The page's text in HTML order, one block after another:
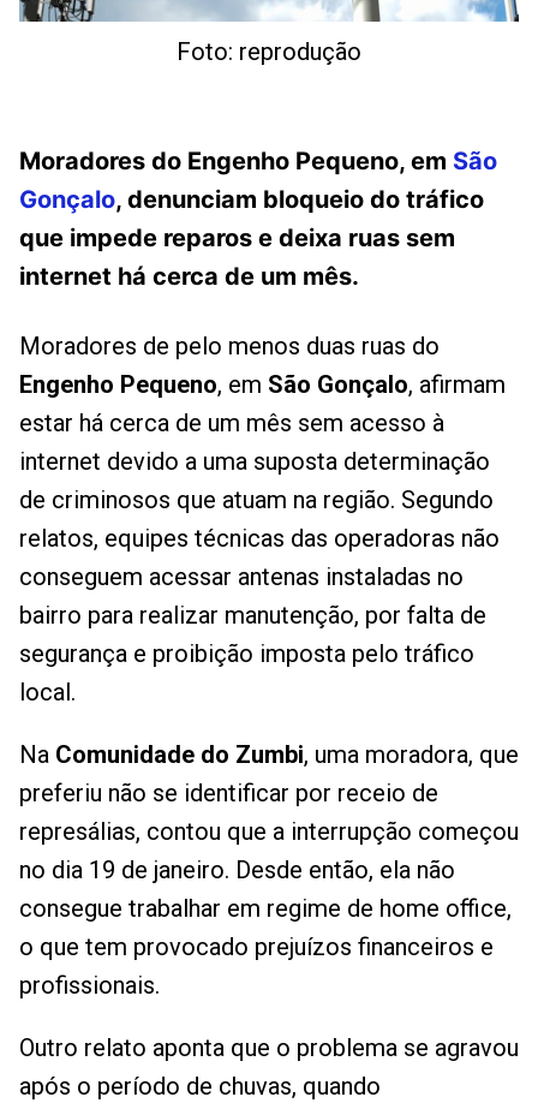
Foto: reprodução
Moradores do Engenho Pequeno, em São
Gonçalo, denunciam bloqueio do tráfico
que impede reparos e deixa ruas sem
internet há cerca de um mês.
Moradores de pelo menos duas ruas do
Engenho Pequeno, em São Gonçalo, afirmam
estar há cerca de um mês sem acesso à
internet devido a uma suposta determinação
de criminosos que atuam na região. Segundo
relatos, equipes técnicas das operadoras não
conseguem acessar antenas instaladas no
bairro para realizar manutenção, por falta de
segurança e proibição imposta pelo tráfico
local.
Na Comunidade do Zumbi, uma moradora, que
preferiu não se identificar por receio de
represálias, contou que a interrupção começou
no dia 19 de janeiro. Desde então, ela não
consegue trabalhar em regime de home office,
o que tem provocado prejuízos financeiros e
profissionais.
Outro relato aponta que o problema se agravou
após o período de chuvas, quando